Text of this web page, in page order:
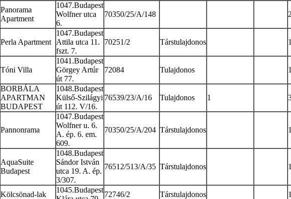
Panorama
Apartment
1047.Budapest
Wolfner utca
6.
70350/25/A/148
Perla Apartment
1047.Budapest
Attila utca 11.
fszt. 7.
70251/2 Társtulajdonos
Tóni Villa
1041.Budapest
Görgey Artúr
út 77.
72084 Tulajdonos
BORBÁLA
APARTMAN
BUDAPEST
1048.Budapest
Külső-Szilágyi
út 112. V/16.
76539/23/A/16 Tulajdonos 1
Pannonrama
1047.Budapest
Wolfner u. 6.
A. ép. 6. em.
609.
70350/25/A/204 Társtulajdonos
AquaSuite
Budapest
1048.Budapest
Sándor István
utca 19. A. ép.
3/307.
76512/513/A/35 Társtulajdonos
Kölcsönad-lak
1045.Budapest
72746/2 Társtulajdonos